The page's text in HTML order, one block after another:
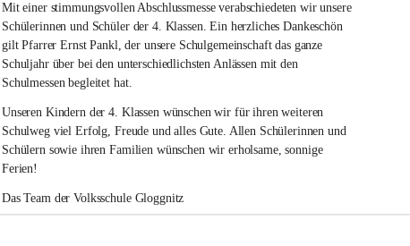
k
s
s
c
h
u
l
e
G
l
o
g
n
Mit einer stimmungsvollen Abschlussmesse verabschiedeten wir unsere
Schülerinnen und Schüler der 4. Klassen. Ein herzliches Dankeschön
gilt Pfarrer Ernst Pankl, der unsere Schulgemeinschaft das ganze
Schuljahr über bei den unterschiedlichsten Anlässen mit den
Schulmessen begleitet hat.
Unseren Kindern der 4. Klassen wünschen wir für ihren weiteren
Schulweg viel Erfolg, Freude und alles Gute. Allen Schülerinnen und
Schülern sowie ihren Familien wünschen wir erholsame, sonnige
Ferien!
Das Team der Volksschule Gloggnitz